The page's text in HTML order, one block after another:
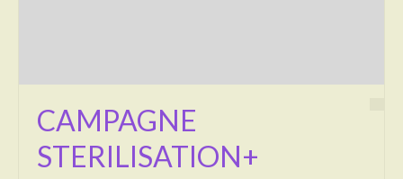
CAMPAGNE
STERILISATION+